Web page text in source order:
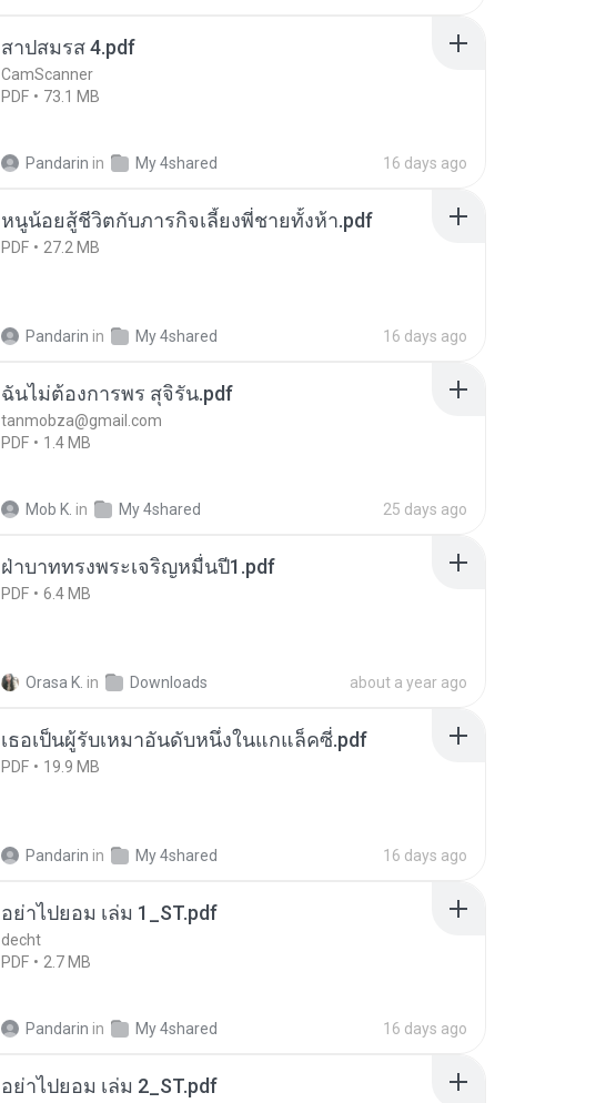
สาปสมรส 4.pdf
CamScanner
PDF
73.1 MB
Pandarin in My 4shared 16 days ago
หนูน้อยสู้ชีวิตกับภารกิจเลี้ยงพี่ชายทั้งห้า.pdf
PDF 27.2 MB
Pandarin in My 4shared 16 days ago
ฉันไม่ต้องการพร สุจิรัน.pdf
tanmobza@gmail.com
PDF
1.4 MB
Mob K. in My 4shared 25 days ago
ฝ่าบาททรงพระเจริญหมื่นปี1.pdf
PDF 6.4 MB
Orasa K. in Downloads about a year ago
เธอเป็นผู้รับเหมาอันดับหนึ่งในแกแล็คซี่.pdf
PDF 19.9 MB
Pandarin in My 4shared 16 days ago
อย่าไปยอม เล่ม 1_ST.pdf
decht
PDF
2.7 MB
Pandarin in My 4shared 16 days ago
อย่าไปยอม เล่ม 2_ST.pdf